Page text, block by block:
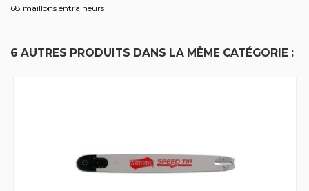
68 maillons entraineurs
6 AUTRES PRODUITS DANS LA MÊME CATÉGORIE :